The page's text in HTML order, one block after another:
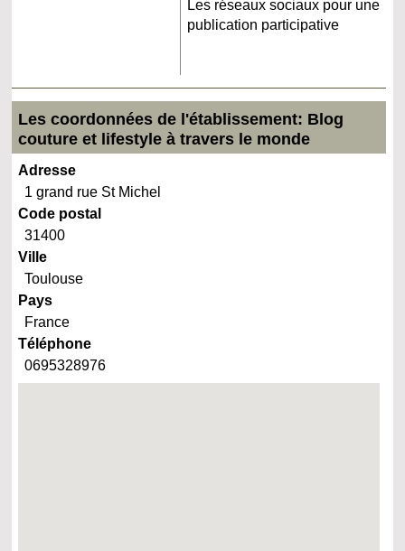
Les réseaux sociaux pour une
publication participative
Les coordonnées de l'établissement: Blog
couture et lifestyle à travers le monde
Adresse
1 grand rue St Michel
Code postal
31400
Ville
Toulouse
Pays
France
Téléphone
0695328976